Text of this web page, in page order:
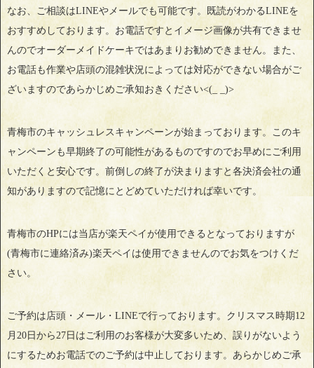
なお、ご相談はLINEやメールでも可能です。既読がわかるLINEを
おすすめしております。お電話ですとイメージ画像が共有できませ
んのでオーダーメイドケーキではあまりお勧めできません。また、
お電話も作業や店頭の混雑状況によっては対応ができない場合がご
ざいますのであらかじめご承知おきください<(_ _)>
青梅市のキャッシュレスキャンペーンが始まっております。このキ
ャンペーンも早期終了の可能性があるものですのでお早めにご利用
いただくと安心です。前倒しの終了が決まりますと各決済会社の通
知がありますので記憶にとどめていただければ幸いです。
青梅市のHPには当店が楽天ペイが使用できるとなっておりますが
(青梅市に連絡済み)楽天ペイは使用できませんのでお気をつけくだ
さい。
ご予約は店頭・メール・LINEで行っております。クリスマス時期12
月20日から27日はご利用のお客様が大変多いため、誤りがないよう
にするためお電話でのご予約は中止しております。あらかじめご承